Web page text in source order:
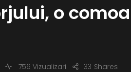
o
756 Vizualizari Shares
33